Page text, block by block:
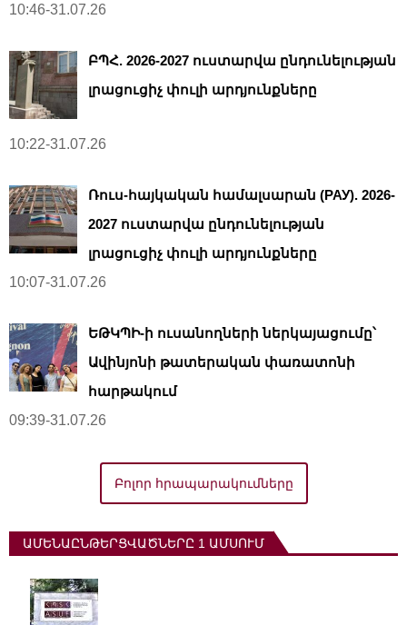
10:46-31.07.26
ԲՊՀ. 2026-2027 ուստարվա ընդունելության
լրացուցիչ փուլի արդյունքները
10:22-31.07.26
Ռուս-հայկական համալսարան (РАУ). 2026-
2027 ուստարվա ընդունելության
լրացուցիչ փուլի արդյունքները
10:07-31.07.26
ԵԹԿՊԻ-ի ուսանողների ներկայացումը՝
Ավինյոնի թատերական փառատոնի
հարթակում
09:39-31.07.26
Բոլոր հրապարակումները
ԱՄԵՆԱԸՆԹԵՐՑՎԱԾՆԵՐԸ 1 ԱՄՍՈՒՄ